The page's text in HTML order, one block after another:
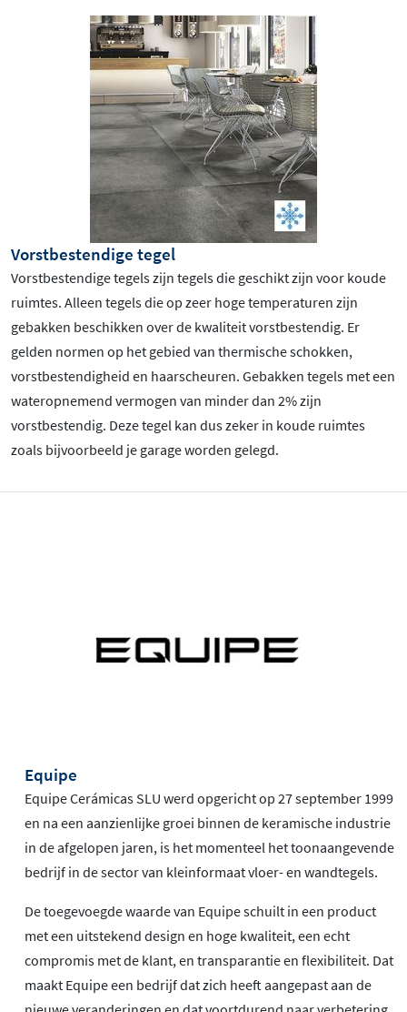
Vorstbestendige tegel
Vorstbestendige tegels zijn tegels die geschikt zijn voor koude
ruimtes. Alleen tegels die op zeer hoge temperaturen zijn
gebakken beschikken over de kwaliteit vorstbestendig. Er
gelden normen op het gebied van thermische schokken,
vorstbestendigheid en haarscheuren. Gebakken tegels met een
wateropnemend vermogen van minder dan 2% zijn
vorstbestendig. Deze tegel kan dus zeker in koude ruimtes
zoals bijvoorbeeld je garage worden gelegd.
Equipe
Equipe Cerámicas SLU werd opgericht op 27 september 1999
en na een aanzienlijke groei binnen de keramische industrie
in de afgelopen jaren, is het momenteel het toonaangevende
bedrijf in de sector van kleinformaat vloer- en wandtegels.
De toegevoegde waarde van Equipe schuilt in een product
met een uitstekend design en hoge kwaliteit, een echt
compromis met de klant, en transparantie en flexibiliteit. Dat
maakt Equipe een bedrijf dat zich heeft aangepast aan de